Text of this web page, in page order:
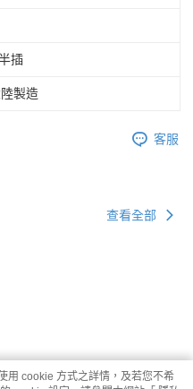
插
製造
客服
查看全部
用 cookie 方式之詳情，及若您不希